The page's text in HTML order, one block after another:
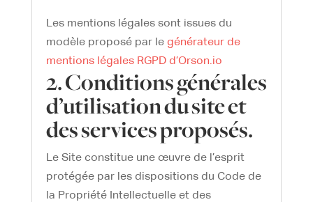
Les mentions légales sont issues du
modèle proposé par le générateur de
mentions légales RGPD d’Orson.io
2. Conditions générales
d’utilisation du site et
des services proposés.
Le Site constitue une œuvre de l’esprit
protégée par les dispositions du Code de
la Propriété Intellectuelle et des